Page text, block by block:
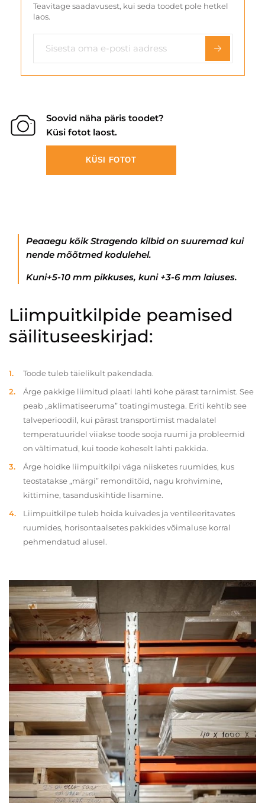
Teavitage saadavusest, kui seda toodet pole hetkel
laos.
Soovid näha päris toodet?
Küsi fotot laost.
KÜSI FOTOT
Peaaegu kõik Stragendo kilbid on suuremad kui
nende mõõtmed kodulehel.
Kuni+5-10 mm pikkuses, kuni +3-6 mm laiuses.
Liimpuitkilpide peamised
säilituseeskirjad:
Toode tuleb täielikult pakendada.
Ärge pakkige liimitud plaati lahti kohe pärast tarnimist. See
peab „aklimatiseeruma” toatingimustega. Eriti kehtib see
talveperioodil, kui pärast transportimist madalatel
temperatuuridel viiakse toode sooja ruumi ja probleemid
on vältimatud, kui toode koheselt lahti pakkida.
Ärge hoidke liimpuitkilpi väga niisketes ruumides, kus
teostatakse „märgi” remonditöid, nagu krohvimine,
kittimine, tasanduskihtide lisamine.
Liimpuitkilpe tuleb hoida kuivades ja ventileeritavates
ruumides, horisontaalsetes pakkides võimaluse korral
pehmendatud alusel.